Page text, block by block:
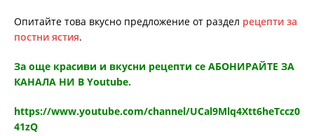
Опитайте това вкусно предложение от раздел рецепти за
постни ястия.
За още красиви и вкусни рецепти се АБОНИРАЙТЕ ЗА
КАНАЛА НИ В Youtube.
https://www.youtube.com/channel/UCal9Mlq4Xtt6heTccz0
41zQ